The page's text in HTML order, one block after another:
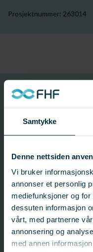
Samtykke
Denne nettsiden
Vi bruker
annonser et personlig
mediefunksjoner og
dessuten informasjon
vårt, med partnerne
annonsering og
med annen
Prosjektnummer: 263014
Prosjektnummer:
Status:Avsluttet
Startdato: 15.09.2005
Sluttdato: 15.09.2006
Fagfelt:
Felles
FHF-ansvarlig